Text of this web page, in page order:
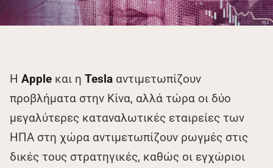
Η Apple και η Tesla αντιμετωπίζουν
προβλήματα στην Κίνα, αλλά τώρα οι δύο
μεγαλύτερες καταναλωτικές εταιρείες των
ΗΠΑ στη χώρα αντιμετωπίζουν ρωγμές στις
δικές τους στρατηγικές, καθώς οι εγχώριοι